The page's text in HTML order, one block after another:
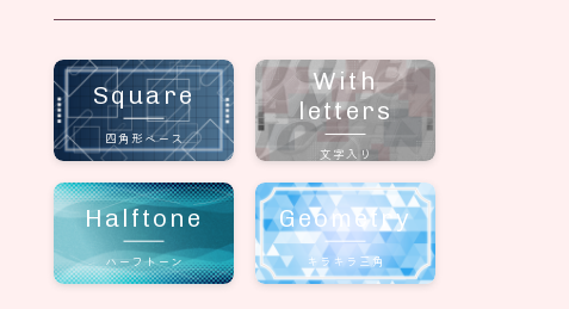
四角形ベース
Square
文字入り
With
letters
ハーフトーン
Halftone
キラキラ三角
Geometry